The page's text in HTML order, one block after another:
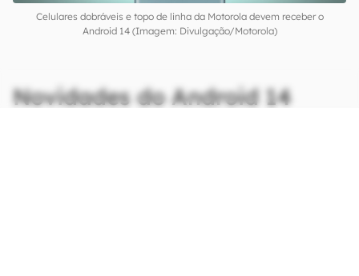
Celulares dobráveis e topo de linha da Motorola devem receber o
Android 14 (Imagem: Divulgação/Motorola)
Novidades do Android 14